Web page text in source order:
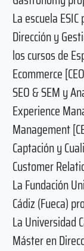
La escuela
Dirección y
los cursos de
Ecommerce
SEO & SEM y
Experience
Management
Captación y
Customer
La Fundación
Cádiz (Fueca)
La Universidad
Máster en